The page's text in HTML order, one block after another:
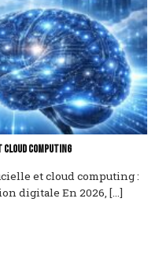
computing
et cloud computing :
digitale En 2026, [...]